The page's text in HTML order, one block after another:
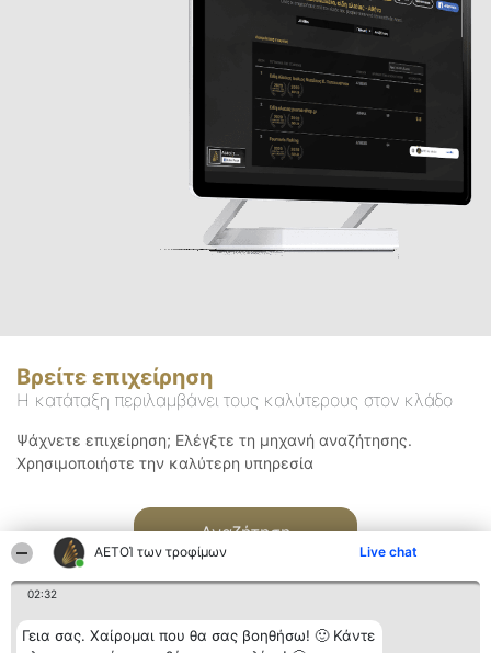
ΑΕΤΟΊ των τροφίμων Live chat
02:32
Γεια σας. Χαίρομαι που θα σας βοηθήσω! 🙂 Κάντε
Βρείτε επιχείρηση
Η κατάταξη περιλαμβάνει τους καλύτερους στον κλάδο
Ψάχνετε επιχείρηση; Ελέγξτε τη μηχανή αναζήτησης.
Χρησιμοποιήστε την καλύτερη υπηρεσία
Αναζήτηση